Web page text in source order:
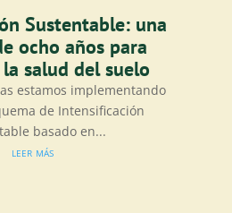
Sustentable: una
ocho años para
salud del suelo
estamos implementando
de Intensificación
basado en...
leer más